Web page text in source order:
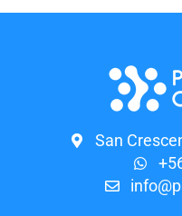
San